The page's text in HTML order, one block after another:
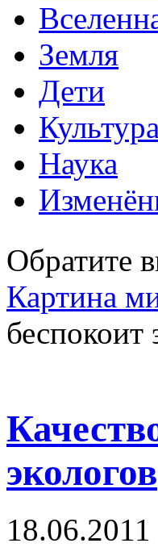
Земля
Дети
Культура
Наука
Обратите
Картина
беспокоит
экологов